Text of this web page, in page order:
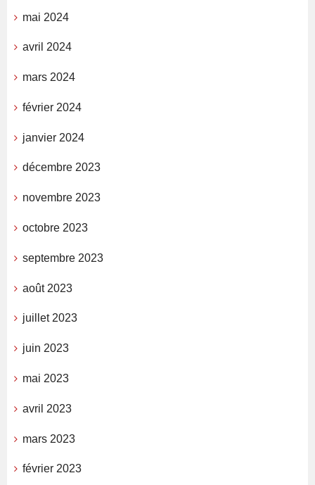
mai 2024
avril 2024
mars 2024
février 2024
janvier 2024
décembre 2023
novembre 2023
octobre 2023
septembre 2023
août 2023
juillet 2023
juin 2023
mai 2023
avril 2023
mars 2023
février 2023